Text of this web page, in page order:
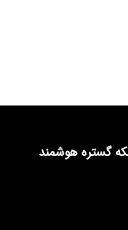
گستره هوشمند